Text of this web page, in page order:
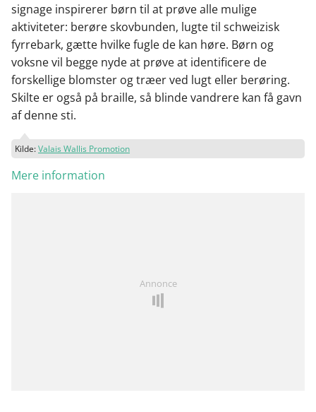
signage inspirerer børn til at prøve alle mulige
aktiviteter: berøre skovbunden, lugte til schweizisk
fyrrebark, gætte hvilke fugle de kan høre. Børn og
voksne vil begge nyde at prøve at identificere de
forskellige blomster og træer ved lugt eller berøring.
Skilte er også på braille, så blinde vandrere kan få gavn
af denne sti.
Kilde:Valais Wallis Promotion
Mere information
Annonce